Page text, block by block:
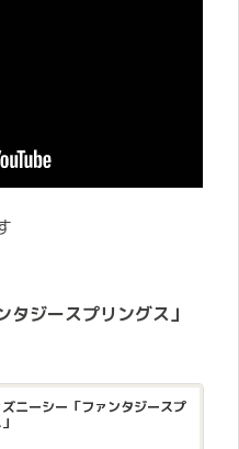
ジースプリングス」
ニーシー「ファンタジースプ